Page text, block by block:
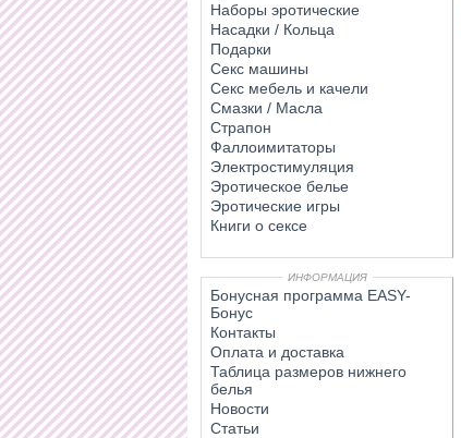
Наборы эротические
Насадки / Кольца
Подарки
Секс машины
Секс мебель и качели
Смазки / Масла
Страпон
Фаллоимитаторы
Электростимуляция
Эротическое белье
Эротические игры
Книги о сексе
ИНФОРМАЦИЯ
Бонусная программа EASY-
Бонус
Контакты
Оплата и доставка
Таблица размеров нижнего
белья
Новости
Статьи